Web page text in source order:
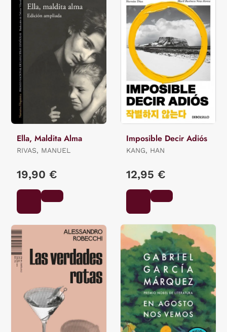
Ella, Maldita Alma
RIVAS, MANUEL
19,90 €
Imposible Decir Adiós
KANG, HAN
12,95 €